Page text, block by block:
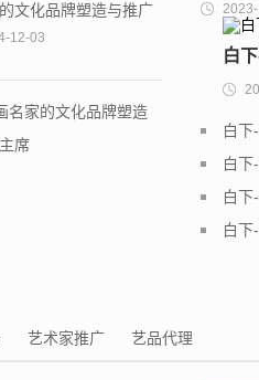
广战略
文化品牌塑造与推广
12-03
名家的文化品牌塑造
席
身院长
白
白下
白下
白下
白下
艺术家推广 艺品代理